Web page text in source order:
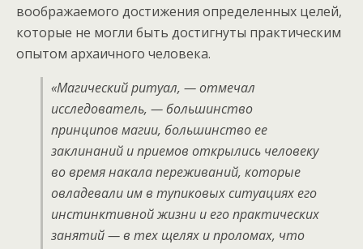
воображаемого достижения определенных целей,
которые не могли быть достигнуты практическим
опытом архаичного человека.
«Магический ритуал, — отмечал
исследователь, —большинство
принципов магии, большинство ее
заклинаний и приемов открылись человеку
во время накала переживаний, которые
овладевали им в тупиковых ситуациях его
инстинктивной жизни и его практических
занятий — в тех щелях и проломах, что